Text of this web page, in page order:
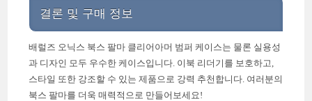
결론 및 구매 정보
배럴즈 오닉스 북스 팔마 클리어아머 범퍼 케이스는 물론 실용성
과 디자인 모두 우수한 케이스입니다. 이북 리더기를 보호하고,
스타일 또한 강조할 수 있는 제품으로 강력 추천합니다. 여러분의
북스 팔마를 더욱 매력적으로 만들어보세요!